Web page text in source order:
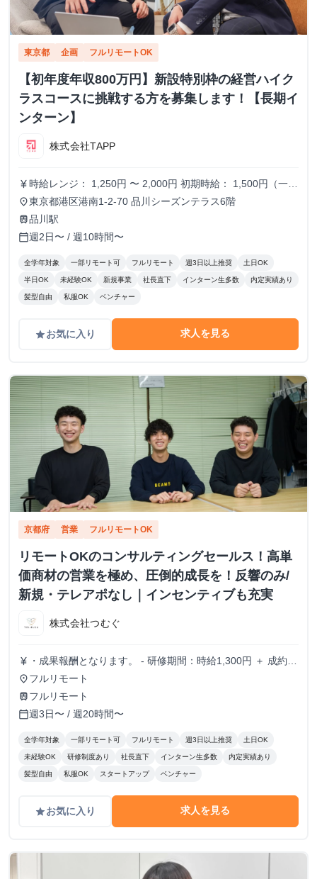
東京都 企画 フルリモートOK
【初年度年収800万円】新設特別枠の経営ハイク
ラスコースに挑戦する方を募集します！【長期イ
ンターン】
株式会社TAPP
currency_yen 時給レンジ： 1,250円 〜 2,000円 初期時給： 1,500円（一律
スタート） 改定タイミング： 3ヶ月ごとの契約更新時 評価
基準： 以下の4項目を5段階でスコアリングし、時給を決
待を大きく上回り、社員と同等のバリューを発揮。 A評価：
期待通り。安定して高品質な成果を出している。（※現状維
範囲の縮小や、当初想定していたスキルレベルに達していな
い場合に適用します。
place東京都港区港南1-2-70 品川シーズンテラス6階
train品川駅
calendar_today週2日〜 / 週10時間〜
全学年対象 一部リモート可 フルリモート 週3日以上推奨 土日OK
半日OK 未経験OK 新規事業 社長直下 インターン生多数 内定実績あり
髪型自由 私服OK ベンチャー
gradeお気に入り 求人を見る
京都府 営業 フルリモートOK
リモートOKのコンサルティングセールス！高単
価商材の営業を極め、圧倒的成長を！反響のみ/
新規・テレアポなし｜インセンティブも充実
株式会社つむぐ
currency_yen ・成果報酬となります。 - 研修期間：時給1,300円 ＋ 成約報
酬 - 研修終了後：完全成果報酬（成約報酬のみ） - 成約報
酬：1契約あたり 20,000円〜50,000円(業績に応じて変動)
place フルリモート
train フルリモート
calendar_today週3日〜 / 週20時間〜
全学年対象 一部リモート可 フルリモート 週3日以上推奨 土日OK
未経験OK 研修制度あり 社長直下 インターン生多数 内定実績あり
髪型自由 私服OK スタートアップ ベンチャー
gradeお気に入り 求人を見る